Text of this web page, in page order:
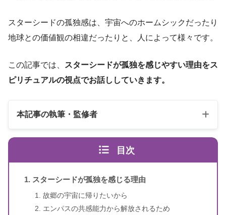
スターシードの孤独感は、宇宙へのホームシックだったり
地球との価値観の相違だったりと、人によって様々です。
この記事では、
スターシードが孤独を感じやすい理由をス
ピリチュアルの視点でお話ししていきます。
本記事の執筆・監修者
スピリカ（自己紹介はこちら）
目次
スターシードが孤独を感じる理由
故郷の宇宙に帰りたいから
エンパスの共感能力から解放されるため